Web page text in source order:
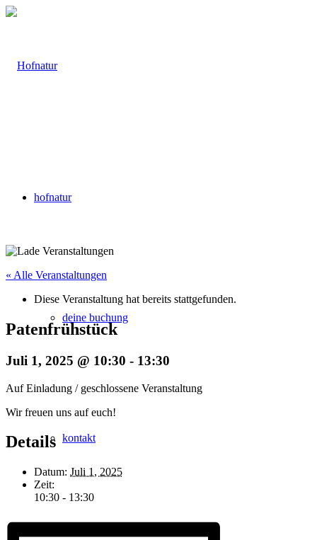
hofnatur
deine buchung
kontakt
« Alle Veranstaltungen
Diese Veranstaltung hat bereits stattgefunden.
Patenfrühstück
Juli 1, 2025 @ 10:30 - 13:30
Auf Einladung / geschlossene Veranstaltung
Wir freuen uns auf euch!
Details
Datum: Juli 1, 2025
Zeit:
10:30 - 13:30